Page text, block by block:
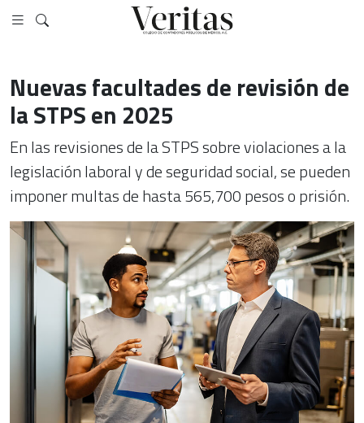
Nuevas facultades de revisión de
la STPS en 2025
En las revisiones de la STPS sobre violaciones a la
legislación laboral y de seguridad social, se pueden
imponer multas de hasta 565,700 pesos o prisión.